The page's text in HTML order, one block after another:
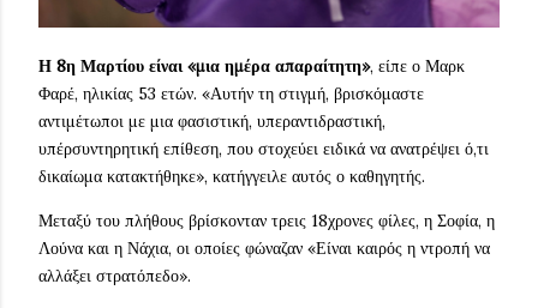
Η 8η Μαρτίου είναι «μια ημέρα απαραίτητη», είπε ο Μαρκ
Φαρέ, ηλικίας 53 ετών. «Αυτήν τη στιγμή, βρισκόμαστε
αντιμέτωποι με μια φασιστική, υπεραντιδραστική,
υπέρσυντηρητική επίθεση, που στοχεύει ειδικά να ανατρέψει ό,τι
δικαίωμα κατακτήθηκε», κατήγγειλε αυτός ο καθηγητής.
Μεταξύ του πλήθους βρίσκονταν τρεις 18χρονες φίλες, η Σοφία, η
Λούνα και η Νάχια, οι οποίες φώναζαν «Είναι καιρός η ντροπή να
αλλάξει στρατόπεδο».